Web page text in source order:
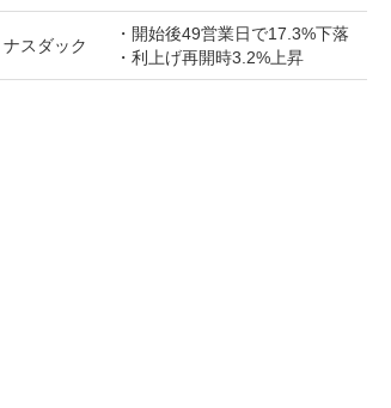
ナスダック
・開始後49営業日で17.3%下落
・利上げ再開時3.2%上昇